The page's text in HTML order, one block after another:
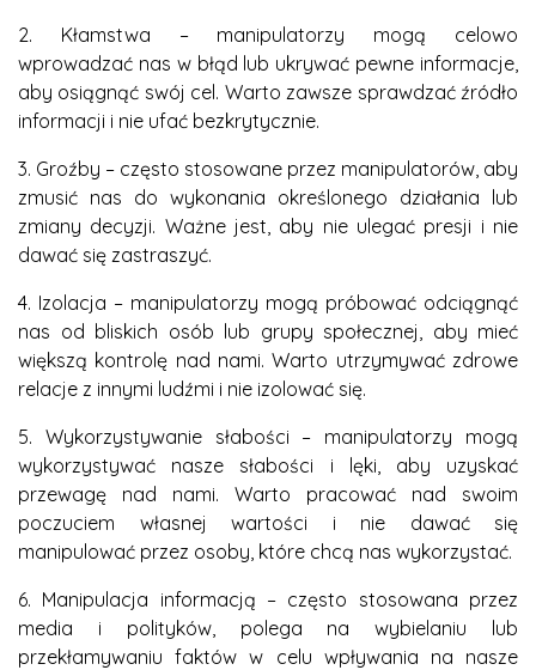
2. Kłamstwa – manipulatorzy mogą celowo
wprowadzać nas w błąd lub ukrywać pewne informacje,
aby osiągnąć swój cel. Warto zawsze sprawdzać źródło
informacji i nie ufać bezkrytycznie.
3. Groźby – często stosowane przez manipulatorów, aby
zmusić nas do wykonania określonego działania lub
zmiany decyzji. Ważne jest, aby nie ulegać presji i nie
dawać się zastraszyć.
4. Izolacja – manipulatorzy mogą próbować odciągnąć
nas od bliskich osób lub grupy społecznej, aby mieć
większą kontrolę nad nami. Warto utrzymywać zdrowe
relacje z innymi ludźmi i nie izolować się.
5. Wykorzystywanie słabości – manipulatorzy mogą
wykorzystywać nasze słabości i lęki, aby uzyskać
przewagę nad nami. Warto pracować nad swoim
poczuciem własnej wartości i nie dawać się
manipulować przez osoby, które chcą nas wykorzystać.
6. Manipulacja informacją – często stosowana przez
media i polityków, polega na wybielaniu lub
przekłamywaniu faktów w celu wpływania na nasze